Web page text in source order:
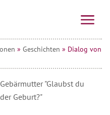
» Geschichten » Dialog von
"Glaubst du
Geburt?"